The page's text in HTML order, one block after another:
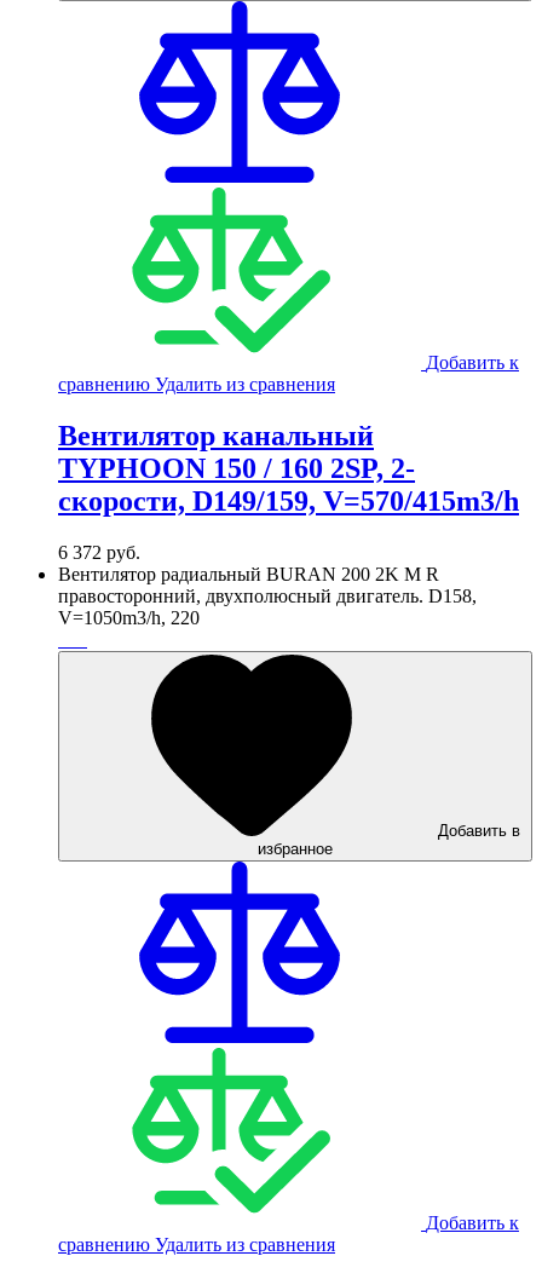
Добавить к
сравнению Удалить из сравнения
Вентилятор канальный
TYPHOON 150 / 160 2SP, 2-
скорости, D149/159, V=570/415m3/h
6 372 руб.
Вентилятор радиальный BURAN 200 2K M R
правосторонний, двухполюсный двигатель. D158,
V=1050m3/h, 220
Добавить в
избранное
Добавить к
сравнению Удалить из сравнения